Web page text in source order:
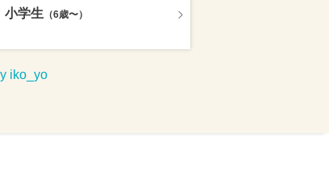
小学生 （6歳〜）
iko_yo